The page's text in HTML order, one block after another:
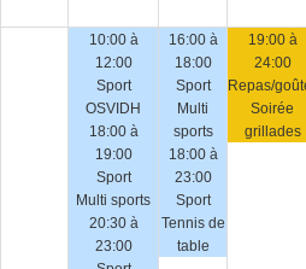
10:00 à
12:00
Sport
OSVIDH
18:00 à
19:00
Sport
Multi sports
20:30 à
23:00
16:00 à
18:00
Sport
Multi
sports
18:00 à
23:00
Sport
Tennis de
table
19:00 à
24:00
Repas/
Soirée
grillades